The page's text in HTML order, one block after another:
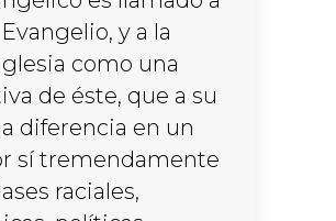
y a la
como una
de éste, que a su
diferencia en un
sí tremendamente
raciales,